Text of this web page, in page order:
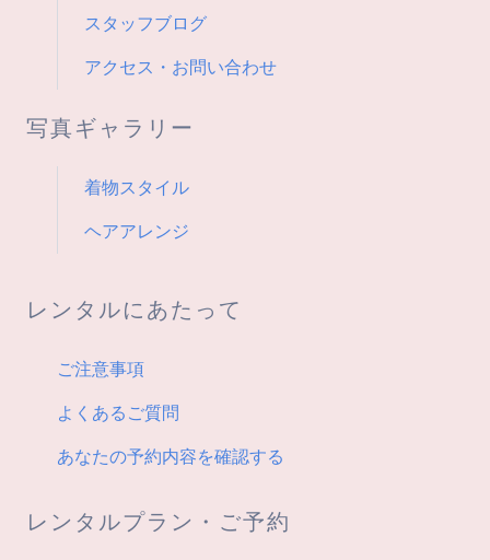
スタッフブログ
アクセス・お問い合わせ
写真ギャラリー
着物スタイル
ヘアアレンジ
レンタルにあたって
ご注意事項
よくあるご質問
あなたの予約内容を確認する
レンタルプラン・ご予約